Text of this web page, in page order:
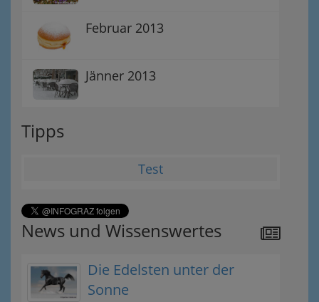
Februar 2013
Jänner 2013
Tipps
Test
News und Wissenswertes
Die Edelsten unter der
Sonne